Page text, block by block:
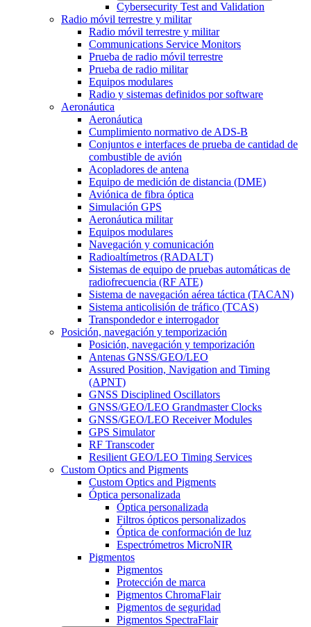
Cybersecurity Test and Validation
Radio móvil terrestre y militar
Radio móvil terrestre y militar
Communications Service Monitors
Prueba de radio móvil terrestre
Prueba de radio militar
Equipos modulares
Radio y sistemas definidos por software
Aeronáutica
Aeronáutica
Cumplimiento normativo de ADS-B
Conjuntos e interfaces de prueba de cantidad de
combustible de avión
Acopladores de antena
Equipo de medición de distancia (DME)
Aviónica de fibra óptica
Simulación GPS
Aeronáutica militar
Equipos modulares
Navegación y comunicación
Radioaltímetros (RADALT)
Sistemas de equipo de pruebas automáticas de
radiofrecuencia (RF ATE)
Sistema de navegación aérea táctica (TACAN)
Sistema anticolisión de tráfico (TCAS)
Transpondedor e interrogador
Posición, navegación y temporización
Posición, navegación y temporización
Antenas GNSS/GEO/LEO
Assured Position, Navigation and Timing
(APNT)
GNSS Disciplined Oscillators
GNSS/GEO/LEO Grandmaster Clocks
GNSS/GEO/LEO Receiver Modules
GPS Simulator
RF Transcoder
Resilient GEO/LEO Timing Services
Custom Optics and Pigments
Custom Optics and Pigments
Óptica personalizada
Óptica personalizada
Filtros ópticos personalizados
Óptica de conformación de luz
Espectrómetros MicroNIR
Pigmentos
Pigmentos
Protección de marca
Pigmentos ChromaFlair
Pigmentos de seguridad
Pigmentos SpectraFlair